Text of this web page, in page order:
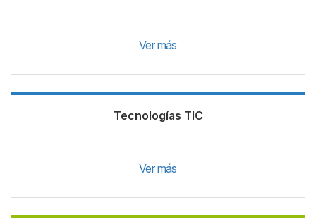
Ver más
Tecnologías TIC
Ver más